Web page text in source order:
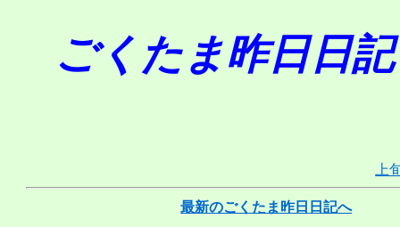
ごくたま昨日日記
上
最新のごくたま昨日日記へ